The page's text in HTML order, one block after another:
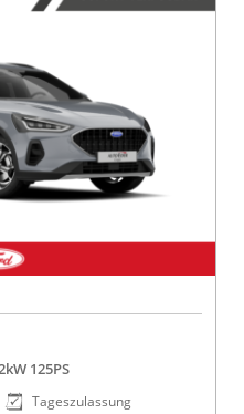
125PS
Tageszulassung